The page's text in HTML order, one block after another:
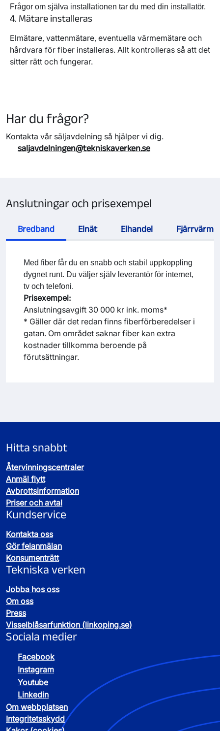
Frågor om själva installationen tar du med din installatör.
4. Mätare installeras
Elmätare, vattenmätare, eventuella värmemätare och
hårdvara för fiber installeras. Allt kontrolleras så att det
sitter rätt och fungerar.
Har du frågor?
Kontakta vår säljavdelning så hjälper vi dig.
saljavdelningen@tekniskaverken.se
Anslutningar och prisexempel
Bredband Elnät Elhandel Fjärrvärme
Med fiber får du en snabb och stabil uppkoppling
dygnet runt. Du väljer själv leverantör för internet,
tv och telefoni.
Prisexempel:
Anslutningsavgift 30 000 kr ink. moms*
* Gäller där det redan finns fiberförberedelser i
gatan. Om området saknar fiber kan extra
kostnader tillkomma beroende på
förutsättningar.
Hitta snabbt
Återvinningscentraler
Anmäl flytt
Avbrottsinformation
Priser och avtal
Kundservice
Kontakta oss
Gör felanmälan
Konsumenträtt
Tekniska verken
Jobba hos oss
Om oss
Press
Visselblåsarfunktion (linkoping.se)
Sociala medier
Facebook
Instagram
Youtube
Linkedin
Om webbplatsen
Integritetsskydd